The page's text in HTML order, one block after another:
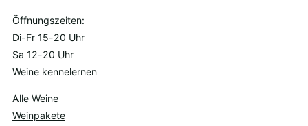
Öffnungszeiten:
Di-Fr 15-20 Uhr
Sa 12-20 Uhr
Weine kennelernen
Alle Weine
Weinpakete